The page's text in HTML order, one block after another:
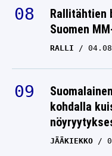
Rallitähtien
Suomen
RALLI
kohdalla
JÄÄKIEKKO